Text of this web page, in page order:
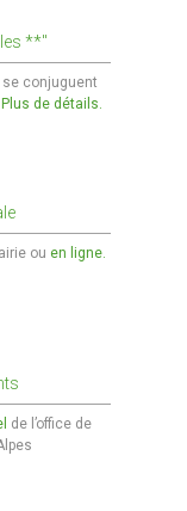
**"
conjuguent
Plus de détails.
ou en ligne.
de l’office de